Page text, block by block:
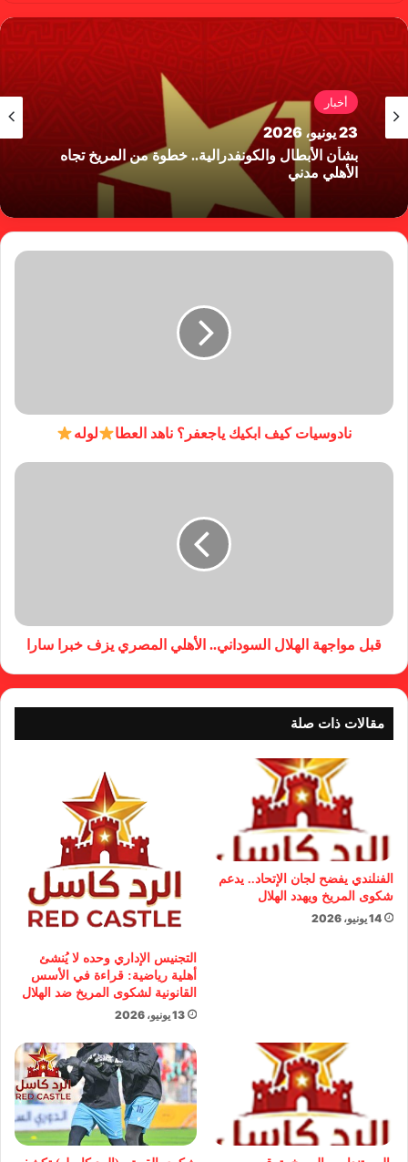
وك
أخبار
23 يونيو، 2026
بشأن الأبطال والكونفدرالية.. خطوة من المريخ تجاه
الأهلي مدني
نادوسيات كيف ابكيك ياجعفر؟ ناهد العطا لوله
قبل مواجهة الهلال السوداني.. الأهلي المصري يزف خبرا سارا
مقالات ذات صلة
الفنلندي يفضح لجان الإتحاد.. يدعم
شكوى المريخ ويهدد الهلال
14 يونيو، 2026
التجنيس الإداري وحده لا يُنشئ
أهلية رياضية: قراءة في الأسس
القانونية لشكوى المريخ ضد الهلال
13 يونيو، 2026